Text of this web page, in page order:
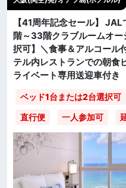
【41周年記念セール】
階～33階クラブルームオ
択可】＼食事＆アルコール
テル内レストランでの朝食
ライベート専用送迎車付
ベッド1台または2台選択可
直行便
一人参加可